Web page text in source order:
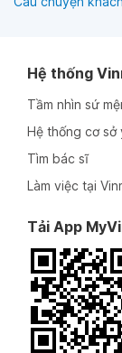
Hệ thống
Tầm nhìn sứ
Hệ thống cơ sở
Tìm bác sĩ
Làm việc tại
Tải App